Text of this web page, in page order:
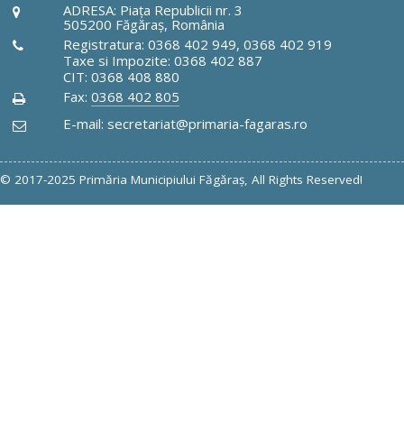
ADRESA: Piaţa Republicii nr. 3
505200 Făgăraş, România
Registratura: 0368 402 949, 0368 402 919
Taxe si Impozite: 0368 402 887
CIT: 0368 408 880
Fax: 0368 402 805
E-mail: secretariat@primaria-fagaras.ro
© 2017-2025 Primăria Municipiului Făgăraş, All Rights Reserved!